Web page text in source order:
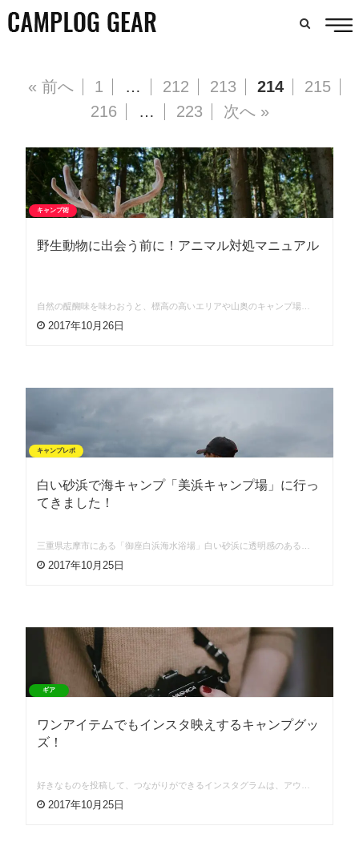
« 前へ 1 … 212 213 214
215
216
… 223 次へ »
キャンプ術
野生動物に出会う前に！アニマル対処マニュアル
自然の醍醐味を味わおうと、標高の高いエリアや山奥のキャンプ場…
2017年10月26日
キャンプレポ
白い砂浜で海キャンプ「美浜キャンプ場」に行っ
てきました！
三重県志摩市にある「御座白浜海水浴場」白い砂浜に透明感のある…
2017年10月25日
ギア
ワンアイテムでもインスタ映えするキャンプグッ
ズ！
好きなものを投稿して、つながりができるインスタグラムは、アウ…
2017年10月25日